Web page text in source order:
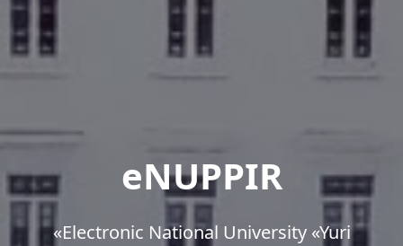
eNUPPIR
«Еlectronic National University «Yuri